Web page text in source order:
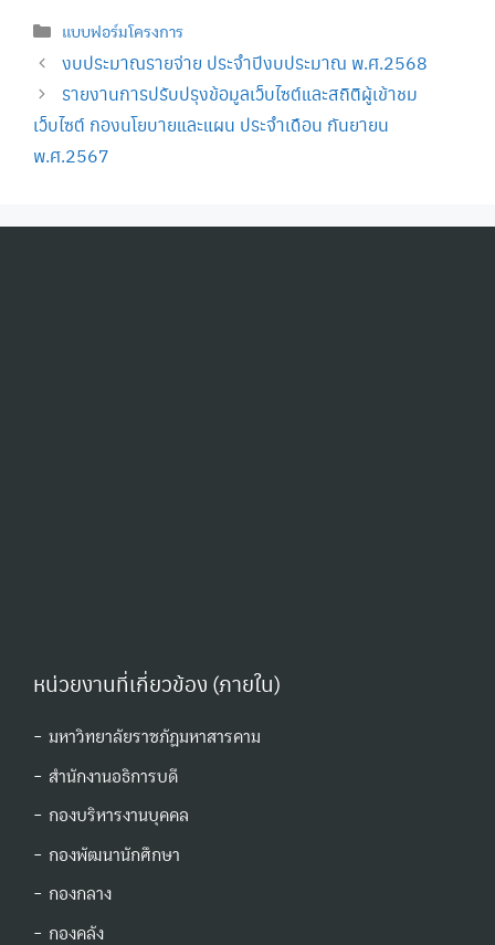
Categories
แบบฟอร์มโครงการ
งบประมาณรายจ่าย ประจำปีงบประมาณ พ.ศ.2568
รายงานการปรับปรุงข้อมูลเว็บไซต์และสถิติผู้เข้าชม
เว็บไซต์ กองนโยบายและแผน ประจำเดือน กันยายน
พ.ศ.2567
หน่วยงานที่เกี่ยวข้อง (ภายใน)
- มหาวิทยาลัยราชภัฏมหาสารคาม
- สำนักงานอธิการบดี
- กองบริหารงานบุคคล
- กองพัฒนานักศึกษา
- กองกลาง
- กองคลัง